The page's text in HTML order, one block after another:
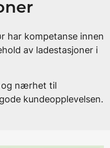
har kompetanse innen
av ladestasjoner i
og nærhet til
kundeopplevelsen.